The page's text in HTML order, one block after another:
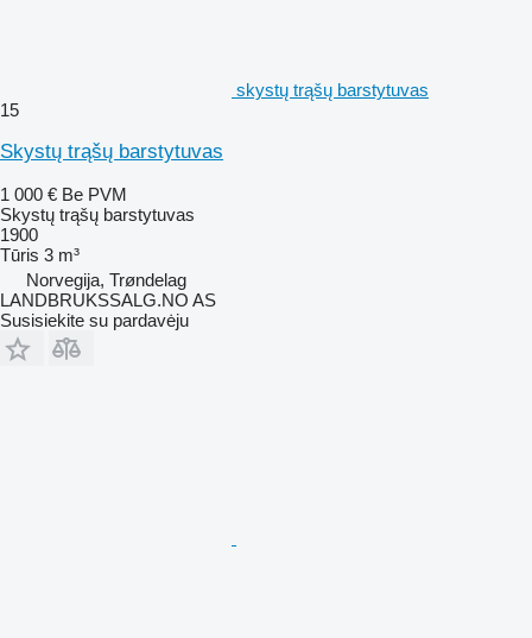
skystų trąšų barstytuvas
15
Skystų trąšų barstytuvas
1 000 € Be PVM
Skystų trąšų barstytuvas
1900
Tūris 3 m³
Norvegija, Trøndelag
LANDBRUKSSALG.NO AS
Susisiekite su pardavėju